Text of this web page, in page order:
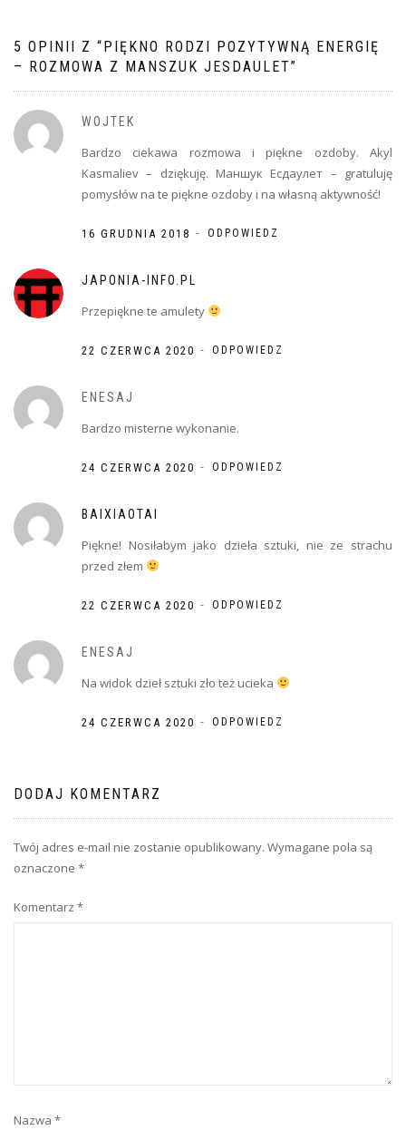
5 OPINII Z “PIĘKNO RODZI POZYTYWNĄ ENERGIĘ
– ROZMOWA Z MANSZUK JESDAULET”
WOJTEK
Bardzo ciekawa rozmowa i piękne ozdoby. Akyl
Kasmaliev – dziękuję. Маншук Есдаулет – gratuluję
pomysłów na te piękne ozdoby i na własną aktywność!
16 GRUDNIA 2018 - ODPOWIEDZ
JAPONIA-INFO.PL
Przepiękne te amulety
22 CZERWCA 2020 - ODPOWIEDZ
ENESAJ
Bardzo misterne wykonanie.
24 CZERWCA 2020 - ODPOWIEDZ
BAIXIAOTAI
Piękne! Nosiłabym jako dzieła sztuki, nie ze strachu
przed złem
22 CZERWCA 2020 - ODPOWIEDZ
ENESAJ
Na widok dzieł sztuki zło też ucieka
24 CZERWCA 2020 - ODPOWIEDZ
DODAJ KOMENTARZ
Twój adres e-mail nie zostanie opublikowany. Wymagane pola są
oznaczone *
Komentarz *
Nazwa *